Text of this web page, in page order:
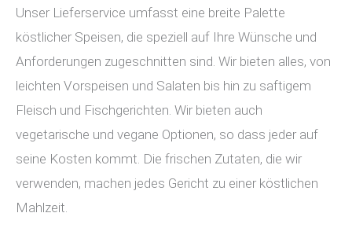
Unser Lieferservice umfasst eine breite Palette
köstlicher Speisen, die speziell auf Ihre Wünsche und
Anforderungen zugeschnitten sind. Wir bieten alles, von
leichten Vorspeisen und Salaten bis hin zu saftigem
Fleisch und Fischgerichten. Wir bieten auch
vegetarische und vegane Optionen, so dass jeder auf
seine Kosten kommt. Die frischen Zutaten, die wir
verwenden, machen jedes Gericht zu einer köstlichen
Mahlzeit.